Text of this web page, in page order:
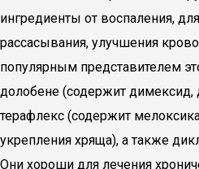
ингредиенты от воспаления,
рассасывания, улучшения
популярным представителем
долобене (содержит димексид,
терафлекс (содержит
укрепления хряща), а также
Они хороши для лечения